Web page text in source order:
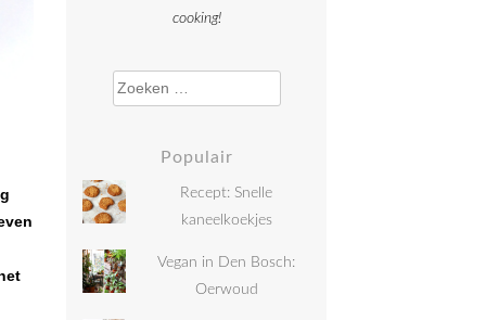
cooking!
Zoeken naar:
Populair
Recept: Snelle
kaneelkoekjes
Vegan in Den Bosch:
Oerwoud